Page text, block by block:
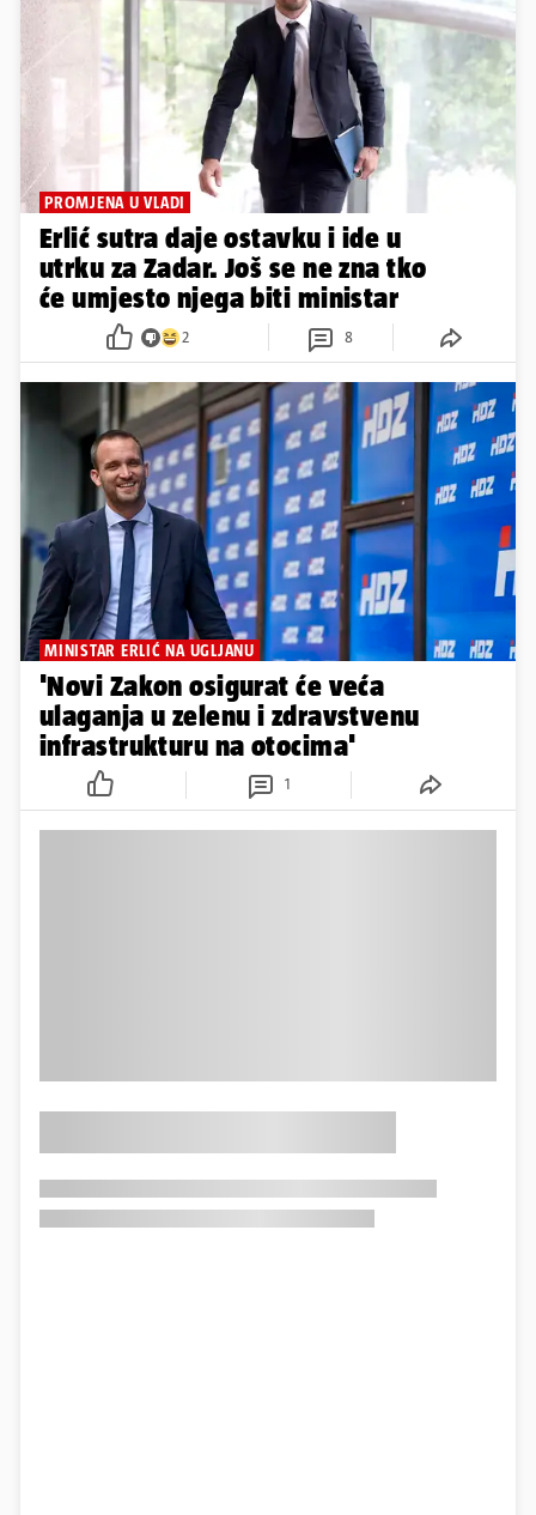
PROMJENA U VLADI
Erlić sutra daje ostavku i ide u
utrku za Zadar. Još se ne zna tko
će umjesto njega biti ministar
2 8
MINISTAR ERLIĆ NA UGLJANU
'Novi Zakon osigurat će veća
ulaganja u zelenu i zdravstvenu
infrastrukturu na otocima'
1